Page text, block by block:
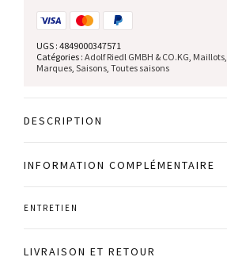
UGS : 4849000347571
Catégories : Adolf Riedl GMBH & CO.KG, Maillots,
Marques, Saisons, Toutes saisons
DESCRIPTION
INFORMATION COMPLÉMENTAIRE
ENTRETIEN
LIVRAISON ET RETOUR